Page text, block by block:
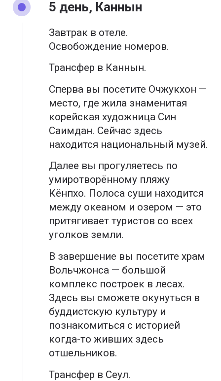
5 день, Каннын
Завтрак в отеле.
Освобождение номеров.
Трансфер в Каннын.
Сперва вы посетите Очжукхон —
место, где жила знаменитая
корейская художница Син
Саимдан. Сейчас здесь
находится национальный музей.
Далее вы прогуляетесь по
умиротворённому пляжу
Кёнпхо. Полоса суши находится
между океаном и озером — это
притягивает туристов со всех
уголков земли.
В завершение вы посетите храм
Вольчжонса — большой
комплекс построек в лесах.
Здесь вы сможете окунуться в
буддистскую культуру и
познакомиться с историей
когда-то живших здесь
отшельников.
Трансфер в Сеул.